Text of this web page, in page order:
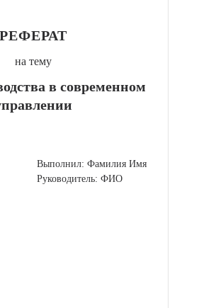
РЕФЕРАТ
на тему
в современном
Выполнил: Фамилия Имя
Руководитель: ФИО